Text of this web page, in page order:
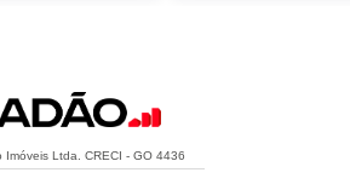
Imóveis Ltda. CRECI - GO 4436